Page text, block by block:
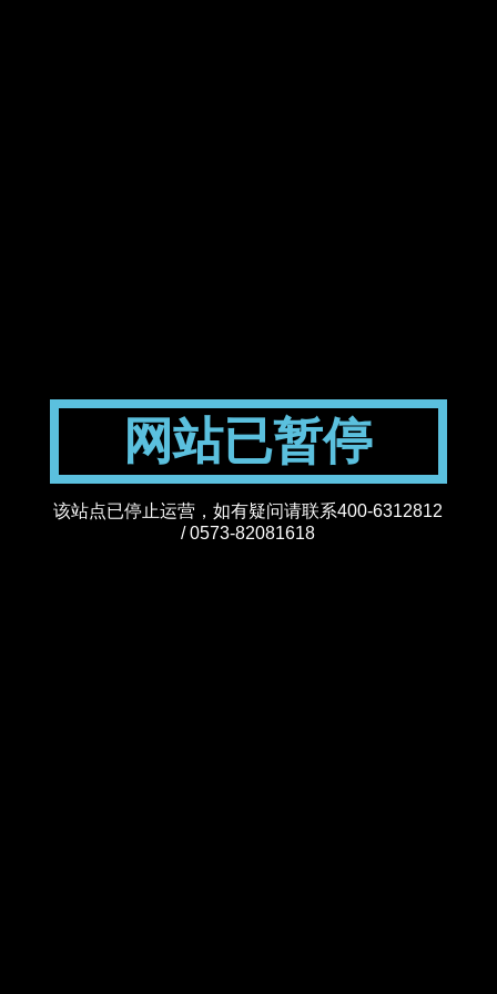
网站已暂停
该站点已停止运营，如有疑问请联系400-6312812
/ 0573-82081618